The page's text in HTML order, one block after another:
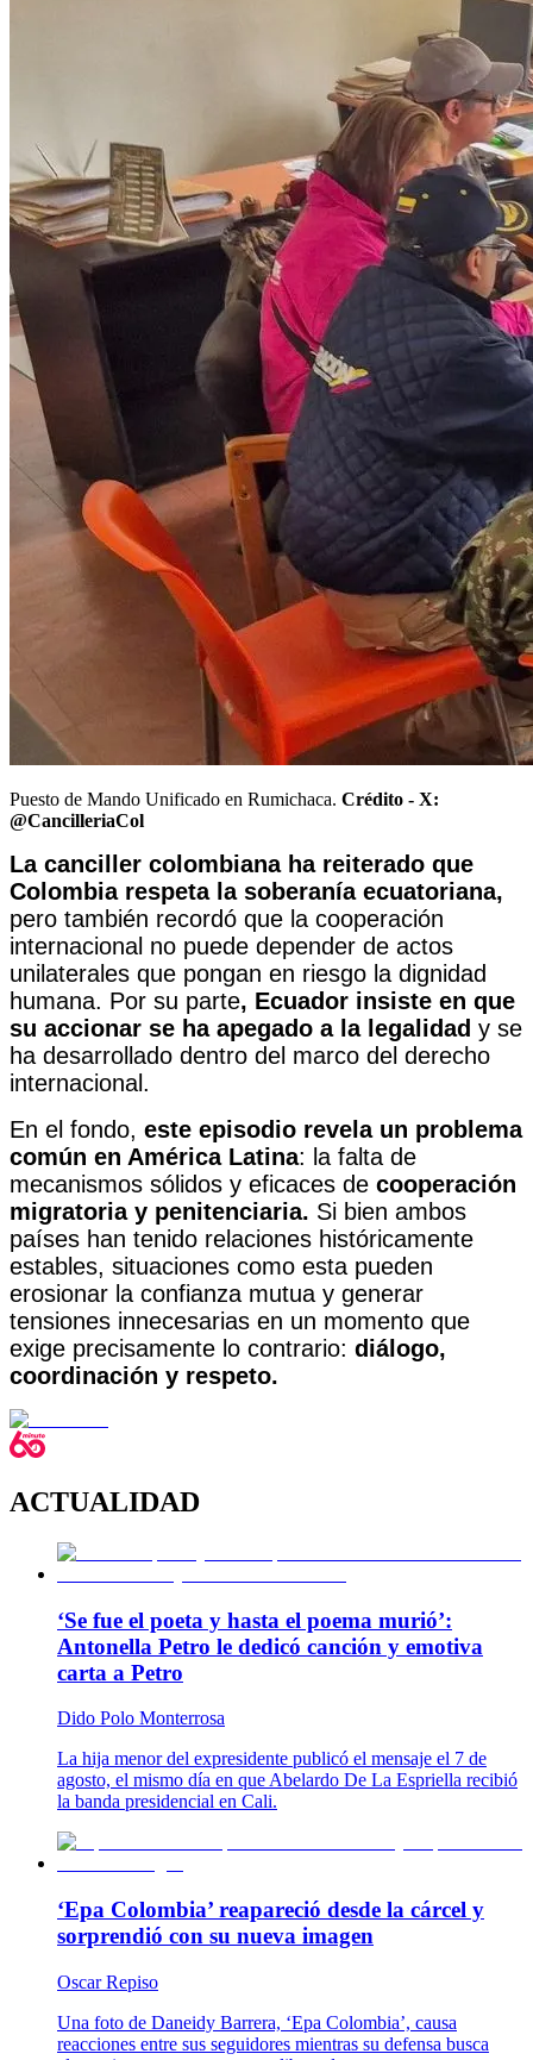
Puesto de Mando Unificado en Rumichaca. Crédito - X:
@CancilleriaCol
La canciller colombiana ha reiterado que
Colombia respeta la soberanía ecuatoriana,
pero también recordó que la cooperación
internacional no puede depender de actos
unilaterales que pongan en riesgo la dignidad
humana. Por su parte, Ecuador insiste en que
su accionar se ha apegado a la legalidad y se
ha desarrollado dentro del marco del derecho
internacional.
En el fondo, este episodio revela un problema
común en América Latina: la falta de
mecanismos sólidos y eficaces de cooperación
migratoria y penitenciaria. Si bien ambos
países han tenido relaciones históricamente
estables, situaciones como esta pueden
erosionar la confianza mutua y generar
tensiones innecesarias en un momento que
exige precisamente lo contrario: diálogo,
coordinación y respeto.
ACTUALIDAD
‘Se fue el poeta y hasta el poema murió’:
Antonella Petro le dedicó canción y emotiva
carta a Petro
Dido Polo Monterrosa
La hija menor del expresidente publicó el mensaje el 7 de
agosto, el mismo día en que Abelardo De La Espriella recibió
la banda presidencial en Cali.
‘Epa Colombia’ reapareció desde la cárcel y
sorprendió con su nueva imagen
Oscar Repiso
Una foto de Daneidy Barrera, ‘Epa Colombia’, causa
reacciones entre sus seguidores mientras su defensa busca